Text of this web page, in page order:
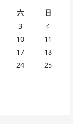
六
日
3
4
10
11
17
18
24
25